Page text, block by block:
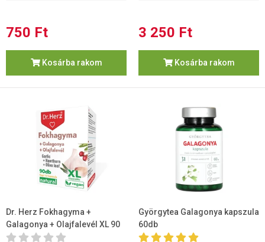
750 Ft
Kosárba rakom
3 250 Ft
Kosárba rakom
Dr. Herz Fokhagyma +
Galagonya + Olajfalevél XL 90
db Kapszula
Györgytea Galagonya kapszula
60db